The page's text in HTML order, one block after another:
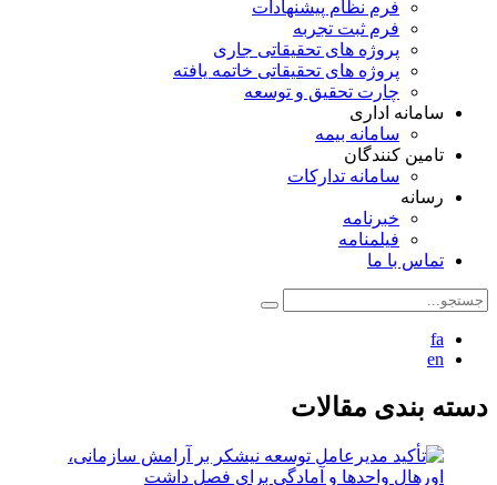
فرم نظام پیشنهادات
فرم ثبت تجربه
پروژه های تحقیقاتی جاری
پروژه های تحقیقاتی خاتمه یافته
چارت تحقیق و توسعه
سامانه اداری
سامانه بیمه
تامین کنندگان
سامانه تدارکات
رسانه
خبرنامه
فیلمنامه
تماس با ما
fa
en
دسته بندی مقالات